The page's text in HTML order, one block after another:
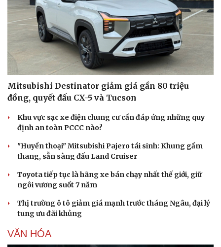
Sân khấu - Điện ảnh
Văn học
Âm nhạc
Di sản
Nghệ sĩ
Sao Việt
Mitsubishi Destinator giảm giá gần 80 triệu
đồng, quyết đấu CX-5 và Tucson
Khu vực sạc xe điện chung cư cần đáp ứng những quy
định an toàn PCCC nào?
"Huyền thoại" Mitsubishi Pajero tái sinh: Khung gầm
thang, sẵn sàng đấu Land Cruiser
Toyota tiếp tục là hãng xe bán chạy nhất thế giới, giữ
ngôi vương suốt 7 năm
Thị trường ô tô giảm giá mạnh trước tháng Ngâu, đại lý
tung ưu đãi khủng
VĂN HÓA